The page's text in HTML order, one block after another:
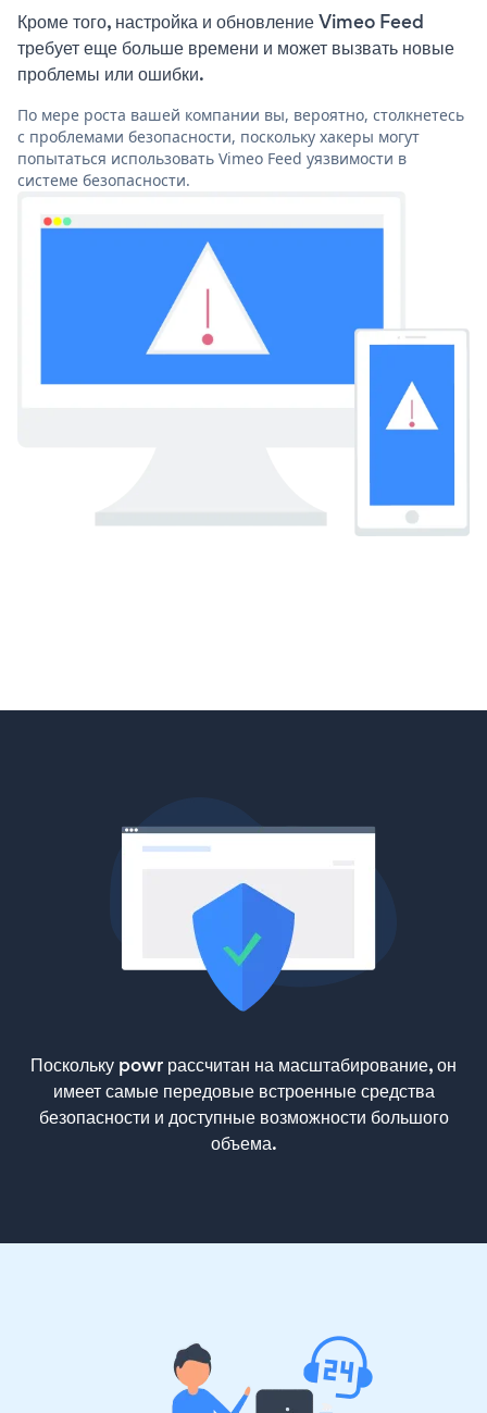
Кроме того, настройка и обновление Vimeo Feed
требует еще больше времени и может вызвать новые
проблемы или ошибки.
По мере роста вашей компании вы, вероятно, столкнетесь
с проблемами безопасности, поскольку хакеры могут
попытаться использовать Vimeo Feed уязвимости в
системе безопасности.
Поскольку powr рассчитан на масштабирование, он
имеет самые передовые встроенные средства
безопасности и доступные возможности большого
объема.